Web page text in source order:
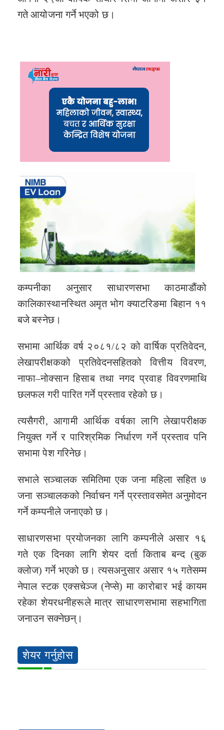
गते आयोजना गर्ने भएको छ।
कम्पनीका अनुसार साधारणसभा काठमाडौंको
कालिकास्थानस्थित अमृत भोग क्याटरिङमा बिहान ११
बजे बस्नेछ।
सभामा आर्थिक वर्ष २०८१/८२ को वार्षिक प्रतिवेदन,
लेखापरीक्षकको प्रतिवेदनसहितको वित्तीय विवरण,
नाफा–नोक्सान हिसाब तथा नगद प्रवाह विवरणमाथि
छलफल गरी पारित गर्ने प्रस्ताव रहेको छ।
त्यसैगरी, आगामी आर्थिक वर्षका लागि लेखापरीक्षक
नियुक्त गर्ने र पारिश्रमिक निर्धारण गर्ने प्रस्ताव पनि
सभामा पेश गरिनेछ।
सभाले सञ्चालक समितिमा एक जना महिला सहित ७
जना सञ्चालकको निर्वाचन गर्ने प्रस्तावसमेत अनुमोदन
गर्ने कम्पनीले जनाएको छ।
साधारणसभा प्रयोजनका लागि कम्पनीले असार १६
गते एक दिनका लागि शेयर दर्ता किताब बन्द (बुक
क्लोज) गर्ने भएको छ। त्यसअनुसार असार १५ गतेसम्म
नेपाल स्टक एक्सचेञ्ज (नेप्से) मा कारोबार भई कायम
रहेका शेयरधनीहरूले मात्र साधारणसभामा सहभागिता
जनाउन सक्नेछन्।
शेयर गर्नुहोस